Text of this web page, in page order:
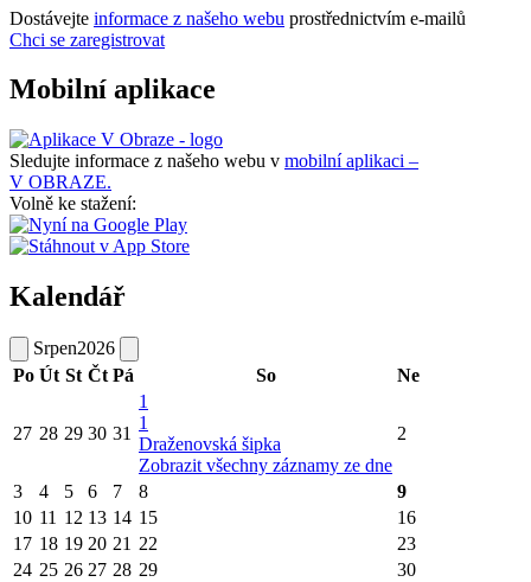
Dostávejte informace z našeho webu prostřednictvím e-mailů
Chci se zaregistrovat
Mobilní aplikace
Sledujte informace z našeho webu v mobilní aplikaci –
V OBRAZE.
Volně ke stažení:
Kalendář
Srpen2026
Po Út St Čt Pá So Ne
27 28 29 30 31
1
1
Draženovská šipka
Zobrazit všechny záznamy ze dne
2
3 4 5 6 7 8
9
10 11 12 13 14 15
16
17 18 19 20 21 22
23
24 25 26 27 28 29
30